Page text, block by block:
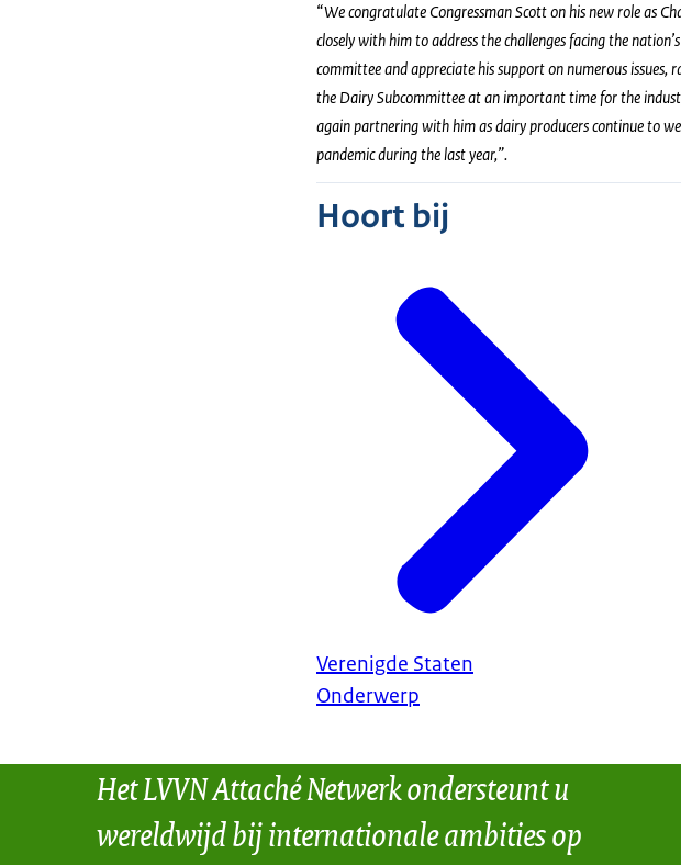
“We congratulate Congressman Scott on his new role as
closely with him to address the challenges facing the
committee and appreciate his support on numerous
the Dairy Subcommittee at an important time for the
again partnering with him as dairy producers continue to
pandemic during the last year,”.
Hoort bij
Verenigde Staten
Onderwerp
Het LVVN Attaché Netwerk ondersteunt u
wereldwijd bij internationale ambities op